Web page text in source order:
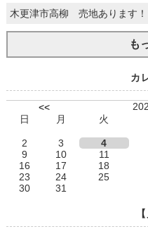
木更津市高柳 売地あります！
も
カ
<<
日
月 火
2
3 4
9
10 11
16
17 18
23
24 25
30
31